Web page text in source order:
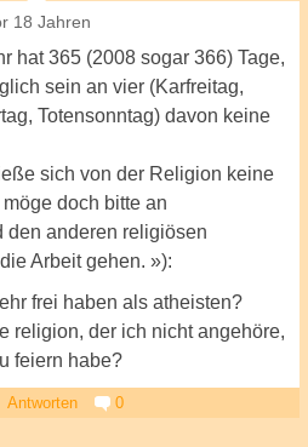
18 Jahren
hat 365 (2008 sogar 366) Tage,
sein an vier (Karfreitag,
Totensonntag) davon keine
sich von der Religion keine
doch bitte an
den anderen religiösen
Arbeit gehen. »):
frei haben als atheisten?
religion, der ich nicht angehöre,
feiern habe?
Antworten 0